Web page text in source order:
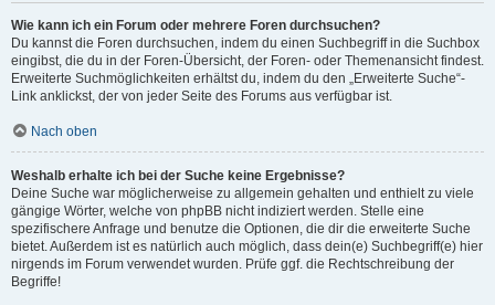
Wie kann ich ein Forum oder mehrere Foren durchsuchen?
Du kannst die Foren durchsuchen, indem du einen Suchbegriff in die Suchbox
eingibst, die du in der Foren-Übersicht, der Foren- oder Themenansicht findest.
Erweiterte Suchmöglichkeiten erhältst du, indem du den „Erweiterte Suche“-
Link anklickst, der von jeder Seite des Forums aus verfügbar ist.
Nach oben
Weshalb erhalte ich bei der Suche keine Ergebnisse?
Deine Suche war möglicherweise zu allgemein gehalten und enthielt zu viele
gängige Wörter, welche von phpBB nicht indiziert werden. Stelle eine
spezifischere Anfrage und benutze die Optionen, die dir die erweiterte Suche
bietet. Außerdem ist es natürlich auch möglich, dass dein(e) Suchbegriff(e) hier
nirgends im Forum verwendet wurden. Prüfe ggf. die Rechtschreibung der
Begriffe!